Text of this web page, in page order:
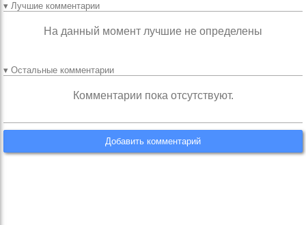
▾ Лучшие комментарии
На данный момент лучшие не определены
▾ Остальные комментарии
Комментарии пока отсутствуют.
Добавить комментарий